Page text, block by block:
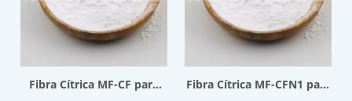
Fibra Cítrica MF-CF para
Fibra Cítrica MF-CFN1 para